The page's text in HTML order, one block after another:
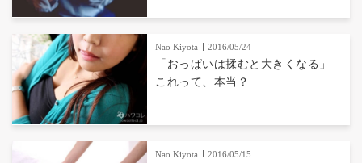
Nao Kiyota 2016/05/24
「おっぱいは揉むと大きくなる」
これって、本当？
Nao Kiyota 2016/05/15